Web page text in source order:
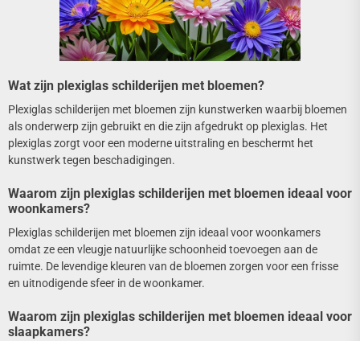
Wat zijn plexiglas schilderijen met bloemen?
Plexiglas schilderijen met bloemen zijn kunstwerken waarbij bloemen
als onderwerp zijn gebruikt en die zijn afgedrukt op plexiglas. Het
plexiglas zorgt voor een moderne uitstraling en beschermt het
kunstwerk tegen beschadigingen.
Waarom zijn plexiglas schilderijen met bloemen ideaal voor
woonkamers?
Plexiglas schilderijen met bloemen zijn ideaal voor woonkamers
omdat ze een vleugje natuurlijke schoonheid toevoegen aan de
ruimte. De levendige kleuren van de bloemen zorgen voor een frisse
en uitnodigende sfeer in de woonkamer.
Waarom zijn plexiglas schilderijen met bloemen ideaal voor
slaapkamers?